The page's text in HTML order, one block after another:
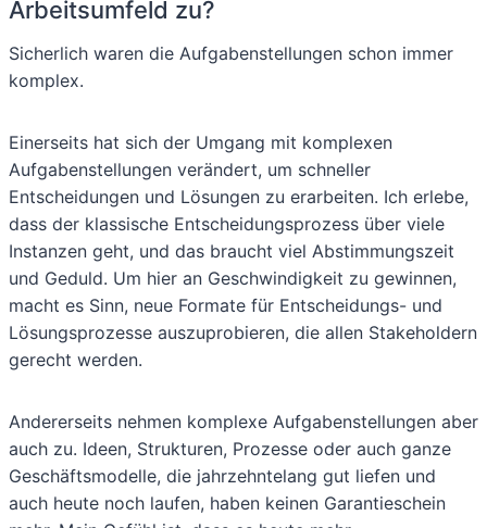
Arbeitsumfeld zu?
Sicherlich waren die Aufgabenstellungen schon immer
komplex.
Einerseits hat sich der Umgang mit komplexen
Aufgabenstellungen verändert, um schneller
Entscheidungen und Lösungen zu erarbeiten. Ich erlebe,
dass der klassische Entscheidungsprozess über viele
Instanzen geht, und das braucht viel Abstimmungszeit
und Geduld. Um hier an Geschwindigkeit zu gewinnen,
macht es Sinn, neue Formate für Entscheidungs- und
Lösungsprozesse auszuprobieren, die allen Stakeholdern
gerecht werden.
Andererseits nehmen komplexe Aufgabenstellungen aber
auch zu. Ideen, Strukturen, Prozesse oder auch ganze
Geschäftsmodelle, die jahrzehntelang gut liefen und
auch heute noch laufen, haben keinen Garantieschein